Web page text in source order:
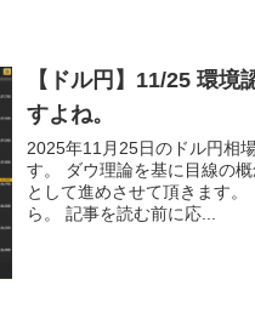
【ドル円】11/25 環
すよね。
2025年11月25日のドル円相
す。 ダウ理論を基に目線の
として進めさせて頂きます
ら。 記事を読む前に応...